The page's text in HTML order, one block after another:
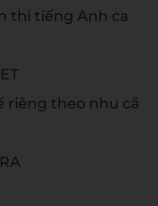
thi tiếng Anh ca
riêng theo nhu cầ